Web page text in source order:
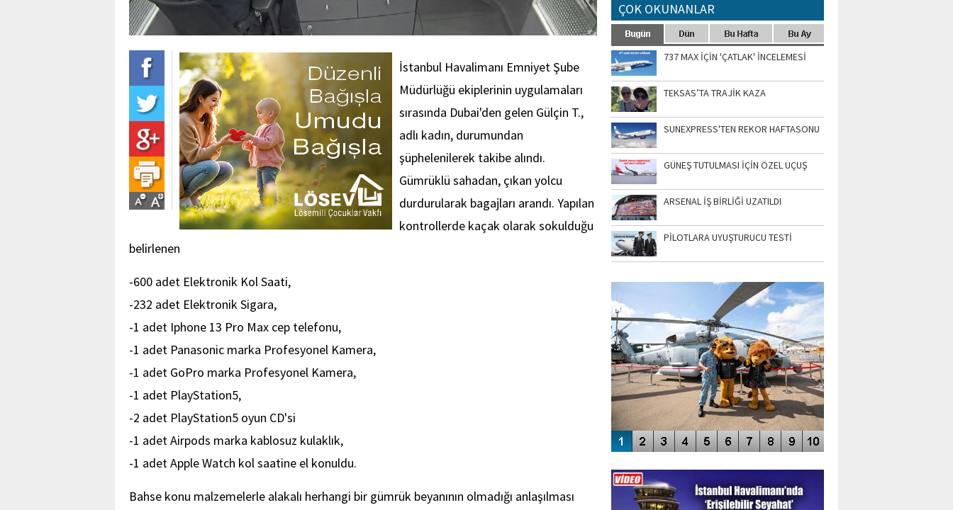
İstanbul Havalimanı Emniyet Şube
Müdürlüğü ekiplerinin uygulamaları
sırasında Dubai'den gelen Gülçin T.,
adlı kadın, durumundan
şüphelenilerek takibe alındı.
Gümrüklü sahadan, çıkan yolcu
durdurularak bagajları arandı. Yapılan
kontrollerde kaçak olarak sokulduğu
belirlenen
-600 adet Elektronik Kol Saati,
-232 adet Elektronik Sigara,
-1 adet Iphone 13 Pro Max cep telefonu,
-1 adet Panasonic marka Profesyonel Kamera,
-1 adet GoPro marka Profesyonel Kamera,
-1 adet PlayStation5,
-2 adet PlayStation5 oyun CD'si
-1 adet Airpods marka kablosuz kulaklık,
-1 adet Apple Watch kol saatine el konuldu.
Bahse konu malzemelerle alakalı herhangi bir gümrük beyanının olmadığı anlaşılması
ÇOK OKUNANLAR
737 MAX İÇİN 'ÇATLAK' İNCELEMESİ
TEKSAS’TA TRAJİK KAZA
SUNEXPRESS'TEN REKOR HAFTASONU
GÜNEŞ TUTULMASI İÇİN ÖZEL UÇUŞ
ARSENAL İŞ BİRLİĞİ UZATILDI
PİLOTLARA UYUŞTURUCU TESTİ
SİNGAPUR AIRSHOW-2020
ENGELLERİN AŞILDIĞI HAVALİMANI